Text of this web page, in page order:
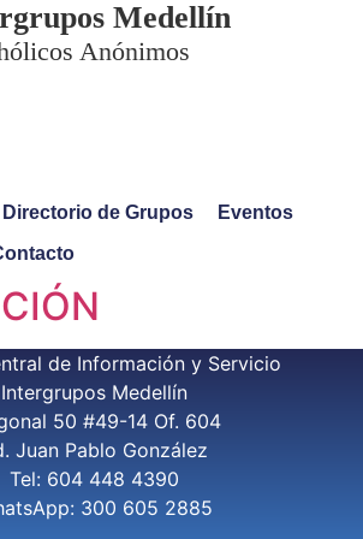
Medellín
Anónimos
Directorio de Grupos
Eventos
de Información y Servicio
Intergrupos Medellín
50 #49-14 Of. 604
Juan Pablo González
Tel: 604 448 4390
300 605 2885